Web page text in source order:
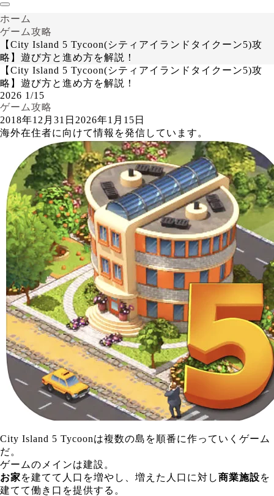
ホーム
ゲーム攻略
【City Island 5 Tycoon(シティアイランドタイクーン5)攻
略】遊び方と進め方を解説！
【City Island 5 Tycoon(シティアイランドタイクーン5)攻
略】遊び方と進め方を解説！
2026 1/15
ゲーム攻略
2018年12月31日 2026年1月15日
海外在住者に向けて情報を発信しています。
City Island 5 Tycoonは複数の島を順番に作っていくゲーム
だ。
ゲームのメインは建設。
お家を建てて人口を増やし、増えた人口に対し商業施設を
建てて働き口を提供する。